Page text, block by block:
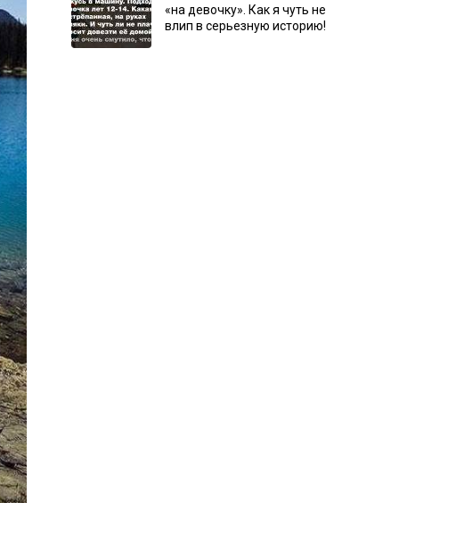
«на девочку». Как я чуть не
влип в серьезную историю!